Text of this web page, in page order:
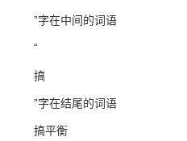
”字在中间的词语
“
搞
”字在结尾的词语
搞平衡